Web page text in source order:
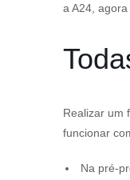
a A24,
Realizar um
funcionar
Na pré-